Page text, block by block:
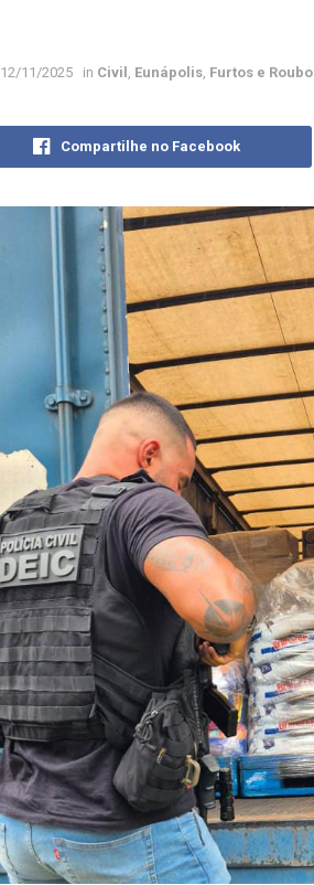
12/11/2025 in Civil Eunápolis Furtos e
Compartilhe no Facebook